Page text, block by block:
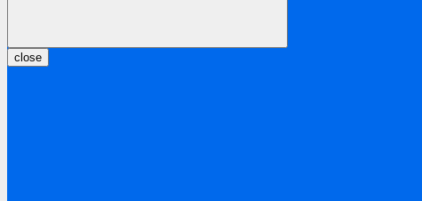
close